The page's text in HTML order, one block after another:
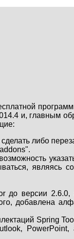
и, главным
либо
являясь
до версии 2.6.0,
добавлена
Spring
PowerPoint,